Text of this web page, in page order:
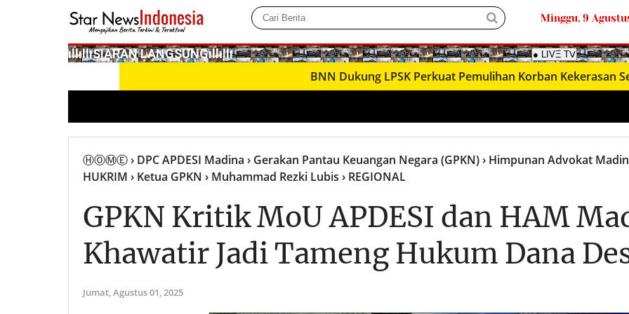
Minggu, 9
­ıllıllıS͙I͙A͙R͙A͙N͙ L͙A͙N͙G͙S͙U͙N͙G͙ıllıllı
BNN Dukung LPSK Perkuat Pemulihan Korban Kekerasan Seksual
ⒽⓄⓂⒺ› DPC APDESI Madina › Gerakan Pantau Keuangan Negara (GPKN)› Himpunan Advokat
HUKRIM › Ketua GPKN › Muhammad Rezki Lubis › REGIONAL
GPKN Kritik MoU APDESI dan HAM
Khawatir Jadi Tameng Hukum Dana
Jumat,Agustus 01, 2025